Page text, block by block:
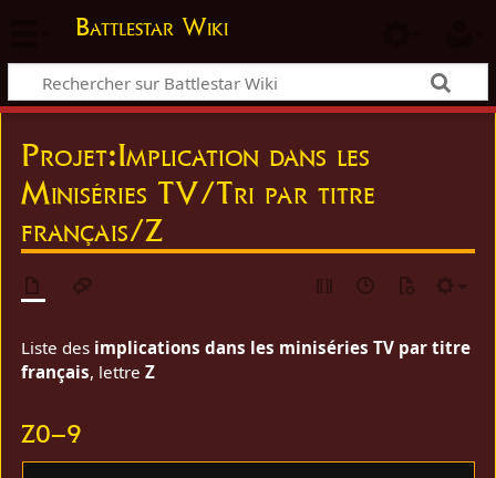
Battlestar Wiki
Projet:Implication dans les
Miniséries TV/Tri par titre
français/Z
Liste des implications dans les miniséries TV par titre
français, lettreZ
Z0–9